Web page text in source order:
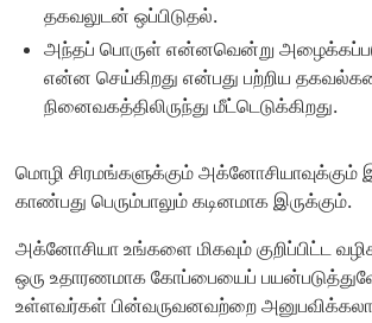
தகவலுடன் ஒப்பிடுதல்.
அந்தப் பொருள் என்னவென்று
என்ன செய்கிறது என்பது பற்றிய
நினைவகத்திலிருந்து மீட்டெடுக்கிறது.
மொழி சிரமங்களுக்கும் அக்னோசியாவுக்கும்
காண்பது பெரும்பாலும் கடினமாக இருக்கும்.
அக்னோசியா உங்களை மிகவும் குறிப்பிட்ட
ஒரு உதாரணமாக கோப்பையைப்
உள்ளவர்கள் பின்வருவனவற்றை